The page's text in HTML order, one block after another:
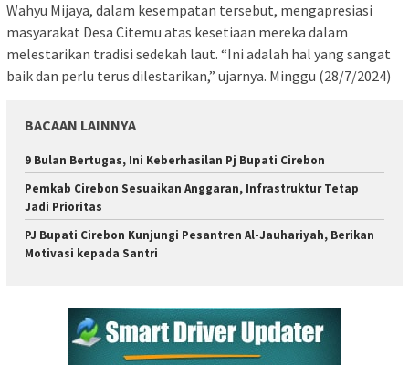
Wahyu Mijaya, dalam kesempatan tersebut, mengapresiasi
masyarakat Desa Citemu atas kesetiaan mereka dalam
melestarikan tradisi sedekah laut. “Ini adalah hal yang sangat
baik dan perlu terus dilestarikan,” ujarnya. Minggu (28/7/2024)
BACAAN LAINNYA
9 Bulan Bertugas, Ini Keberhasilan Pj Bupati Cirebon
Pemkab Cirebon Sesuaikan Anggaran, Infrastruktur Tetap
Jadi Prioritas
PJ Bupati Cirebon Kunjungi Pesantren Al-Jauhariyah, Berikan
Motivasi kepada Santri